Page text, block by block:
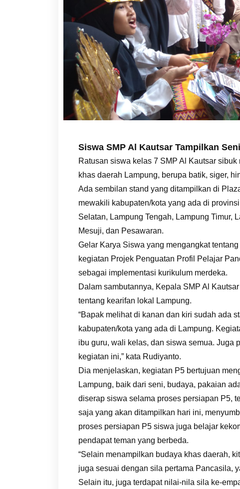
Siswa SMP Al Kautsar Tampilkan
Ratusan siswa kelas 7 SMP Al Kautsar
khas daerah Lampung, berupa batik, siger,
Ada sembilan stand yang ditampilkan di
mewakili kabupaten/kota yang ada di
Selatan, Lampung Tengah, Lampung Timur,
Mesuji, dan Pesawaran.
Gelar Karya Siswa yang mengangkat
kegiatan Projek Penguatan Profil Pelajar
sebagai implementasi kurikulum merdeka.
Dalam sambutannya, Kepala SMP Al
tentang kearifan lokal Lampung.
“Bapak melihat di kanan dan kiri sudah ada
kabupaten/kota yang ada di Lampung.
ibu guru, wali kelas, dan siswa semua. Juga
kegiatan ini,” kata Rudiyanto.
Dia menjelaskan, kegiatan P5 bertujuan
Lampung, baik dari seni, budaya, pakaian
diserap siswa selama proses persiapan P5,
saja yang akan ditampilkan hari ini,
proses persiapan P5 siswa juga belajar
pendapat teman yang berbeda.
“Selain menampilkan budaya khas daerah,
juga sesuai dengan sila pertama Pancasila,
Selain itu, juga terdapat nilai-nila sila ke-